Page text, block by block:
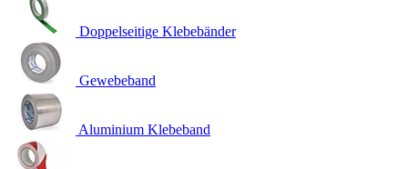
Doppelseitige Klebebänder
Gewebeband
Aluminium Klebeband